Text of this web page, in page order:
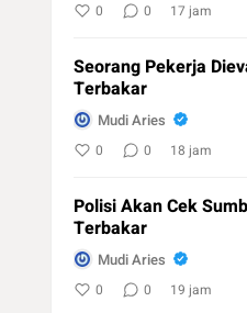
0 0 17 jam
Seorang Pekerja
Terbakar
Mudi Aries
0 0 18 jam
Polisi Akan Cek
Terbakar
Mudi Aries
0 0 19 jam